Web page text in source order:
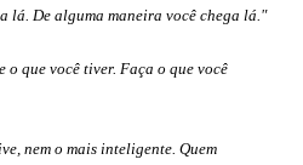
lá. De alguma maneira você chega lá."
o que você tiver. Faça o que você
nem o mais inteligente. Quem